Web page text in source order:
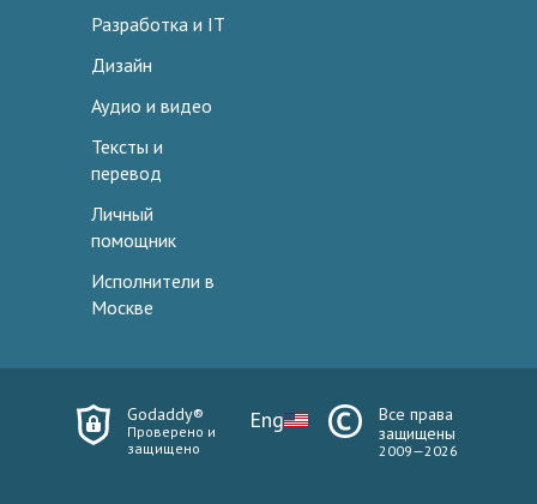
Разработка и IT
Дизайн
Аудио и видео
Тексты и
перевод
Личный
помощник
Исполнители в
Москве
Godaddy®
Проверено и
защищено
Eng
Все права
защищены
2009—2026